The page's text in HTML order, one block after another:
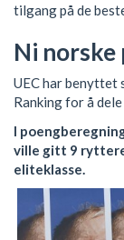
tilgang på de
Ni norske
UEC har benyttet
Ranking for å
I
ville gitt 9
eliteklasse.